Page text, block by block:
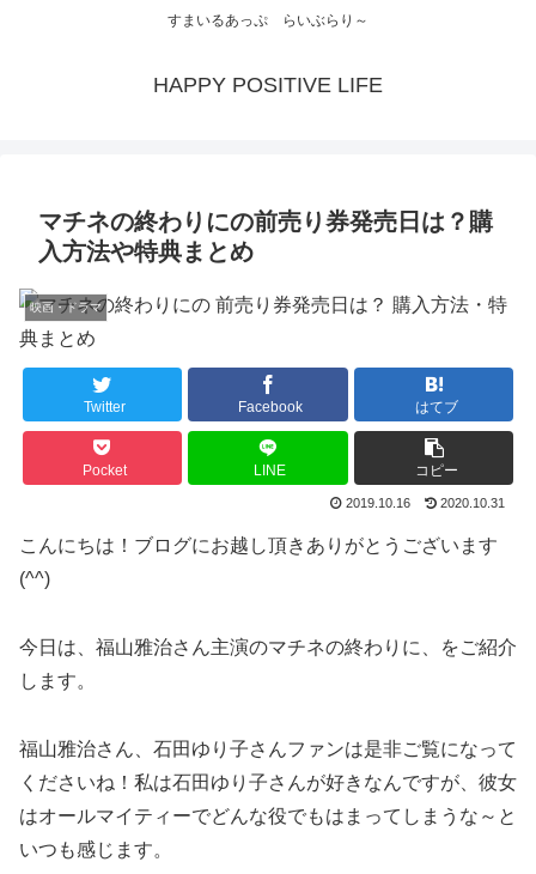
すまいるあっぷ らいぶらり～
HAPPY POSITIVE LIFE
マチネの終わりにの前売り券発売日は？購
入方法や特典まとめ
映画・ドラマ
Twitter Facebook はてブ
Pocket LINE コピー
2019.10.16 2020.10.31
こんにちは！ブログにお越し頂きありがとうございます
(^^)
今日は、福山雅治さん主演のマチネの終わりに、をご紹介
します。
福山雅治さん、石田ゆり子さんファンは是非ご覧になって
くださいね！私は石田ゆり子さんが好きなんですが、彼女
はオールマイティーでどんな役でもはまってしまうな～と
いつも感じます。